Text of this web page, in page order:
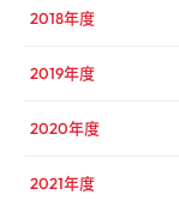
2018年度
2019年度
2020年度
2021年度